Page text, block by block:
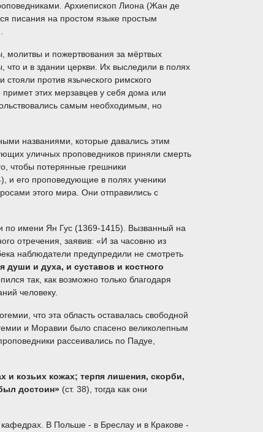
Архиепископ Лиона (Жан де
писания на простом языке простым
молитвы и пожертвования за мёртвых
что и в здании церкви. Их выследили в полях
против языческого римского
этих мерзавцев у себя дома или
самым необходимым, но
названиями, которые давались этим
уличных проповедников приняли смерть
чтобы потерянные грешники
и его проповедующие в полях ученики
этого мира. Они отправились с
по имени Ян Гус (1369-1415). Вызванный на
отречения, заявив: «И за часовню из
наблюдатели предупредили не смотреть
души и духа, и суставов и костного
так, как возможно только благодаря
человеку.
что эта область оставалась свободной
и Моравии было спасено великолепным
рассеивались по Падуе,
козьих кожах; терпя лишения, скорби,
достоин» (ст. 38), тогда как они
В Польше - в Бреслау и в Кракове -